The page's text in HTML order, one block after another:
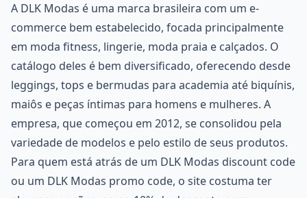
A DLK Modas é uma marca brasileira com um e-
commerce bem estabelecido, focada principalmente
em moda fitness, lingerie, moda praia e calçados. O
catálogo deles é bem diversificado, oferecendo desde
leggings, tops e bermudas para academia até biquínis,
maiôs e peças íntimas para homens e mulheres. A
empresa, que começou em 2012, se consolidou pela
variedade de modelos e pelo estilo de seus produtos.
Para quem está atrás de um DLK Modas discount code
ou um DLK Modas promo code, o site costuma ter